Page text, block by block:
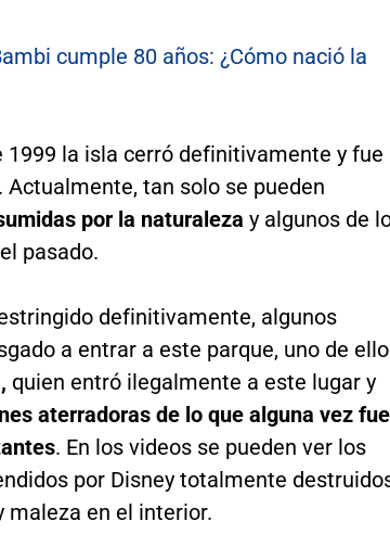
cumple 80 años: ¿Cómo nació la
1999 la isla cerró definitivamente y fue
tan solo se pueden
por la naturaleza y algunos de
pasado.
definitivamente, algunos
a entrar a este parque, uno de
quien entró ilegalmente a este lugar y
aterradoras de lo que alguna vez fue
. En los videos se pueden ver los
por Disney totalmente
maleza en el interior.